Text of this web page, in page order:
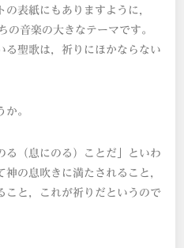
表紙にもありますように，
の音楽の大きなテーマです。
る聖歌は，祈りにほかならない
。
る（息にのる）ことだ」といわ
の息吹きに満たされること，
こと，これが祈りだというので